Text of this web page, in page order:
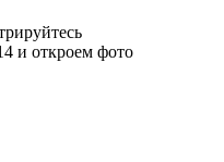
и откроем фото